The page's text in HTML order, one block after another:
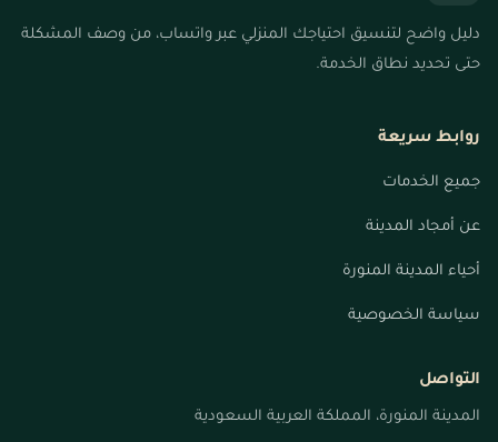
دليل واضح لتنسيق احتياجك المنزلي عبر واتساب، من وصف المشكلة
حتى تحديد نطاق الخدمة.
روابط سريعة
جميع الخدمات
عن أمجاد المدينة
أحياء المدينة المنورة
سياسة الخصوصية
التواصل
المدينة المنورة، المملكة العربية السعودية